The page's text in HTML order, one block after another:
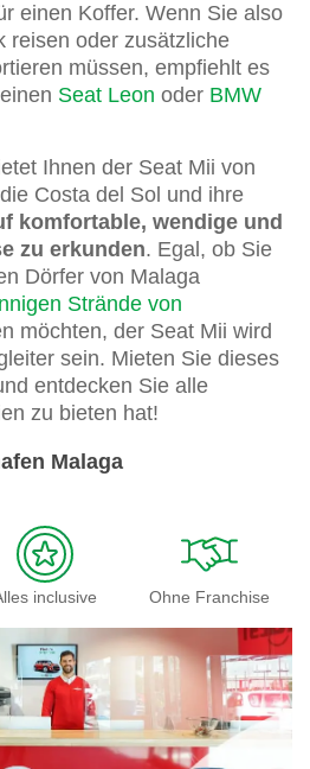
einen Koffer. Wenn Sie also
reisen oder zusätzliche
müssen, empfiehlt es
Seat Leon oder BMW
Ihnen der Seat Mii von
Costa del Sol und ihre
komfortable, wendige und
zu erkunden. Egal, ob Sie
Dörfer von Malaga
Strände von
möchten, der Seat Mii wird
sein. Mieten Sie dieses
entdecken Sie alle
zu bieten hat!
Malaga
inclusive Ohne Franchise